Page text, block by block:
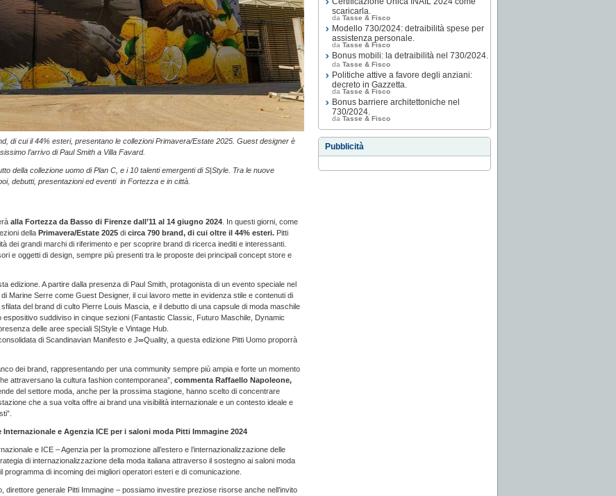
di cui il 44% esteri, presentano le collezioni Primavera/Estate 2025. Guest designer è
l’arrivo di Paul Smith a Villa Favard.
della collezione uomo di Plan C, e i 10 talenti emergenti di S|Style. Tra le nuove
debutti, presentazioni ed eventi in Fortezza e in città.
alla Fortezza da Basso di Firenze dall’11 al 14 giugno 2024 . In questi giorni, come
della Primavera/Estate 2025 di circa 790 brand, di cui oltre il 44% esteri. Pitti
dei grandi marchi di riferimento e per scoprire brand di ricerca inediti e interessanti.
e oggetti di design, sempre più presenti tra le proposte dei principali concept store e
edizione. A partire dalla presenza di Paul Smith, protagonista di un evento speciale nel
Marine Serre come Guest Designer, il cui lavoro mette in evidenza stile e contenuti di
del brand di culto Pierre Louis Mascia, e il debutto di una capsule di moda maschile
suddiviso in cinque sezioni (Fantastic Classic, Futuro Maschile, Dynamic
delle aree speciali S|Style e Vintage Hub.
di Scandinavian Manifesto e J∞Quality, a questa edizione Pitti Uomo proporrà
dei brand, rappresentando per una community sempre più ampia e forte un momento
attraversano la cultura fashion contemporanea”, commenta Raffaello Napoleone,
del settore moda, anche per la prossima stagione, hanno scelto di concentrare
che a sua volta offre ai brand una visibilità internazionale e un contesto ideale e
e Agenzia ICE per i saloni moda Pitti Immagine 2024
e ICE – Agenzia per la promozione all’estero e l’internazionalizzazione delle
di internazionalizzazione della moda italiana attraverso il sostegno ai saloni moda
di incoming dei migliori operatori esteri e di comunicazione.
direttore generale Pitti Immagine – possiamo investire preziose risorse anche nell’invito
scaricarla.
da Tasse & Fisco
Modello 730/2024: detraibilità spese per
assistenza personale.
da Tasse & Fisco
Bonus mobili: la detraibilità nel 730/2024.
da Tasse & Fisco
Politiche attive a favore degli anziani:
decreto in Gazzetta.
da Tasse & Fisco
Bonus barriere architettoniche nel
730/2024.
da Tasse & Fisco
Pubblicità